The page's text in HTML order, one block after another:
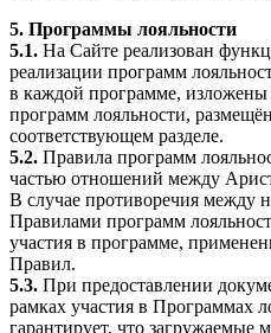
5. Программы лояльности
5.1. На Сайте реализован
реализации программ
в каждой программе,
программ лояльности,
соответствующем разделе.
5.2. Правила программ
частью отношений между
В случае противоречия между
Правилами программ
участия в программе,
Правил.
5.3. При предоставлении
рамках участия в Программах
гарантирует, что загружаемые